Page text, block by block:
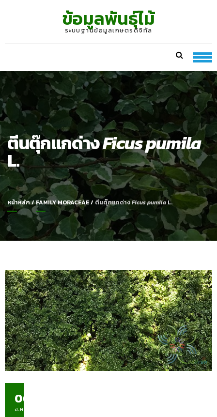
ข้อมูลพันธุ์ไม้
ระบบฐานข้อมูลเกษตรดิจิทัล
ตีนตุ๊กแกด่างFicus pumila
L.
หน้าหลัก/FAMILY MORACEAE/ ตีนตุ๊กแกด่างFicus pumilaL.
06
ส.ค.